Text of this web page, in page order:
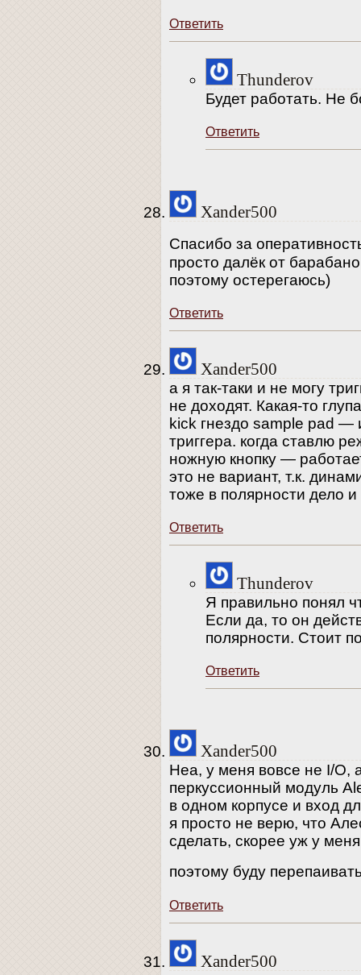
Ответить
Thunderov
Будет работать. Не
Ответить
Xander500
Спасибо за
просто далёк от
поэтому остерегаюсь)
Ответить
Xander500
а я так-таки и не могу
не доходят. Какая-то
kick гнездо sample pad —
триггера. когда ставлю
ножную кнопку —
это не вариант, т.к.
тоже в полярности дело
Ответить
Thunderov
Я правильно понял
Если да, то он
полярности. Стоит
Ответить
Xander500
Неа, у меня вовсе не I/O,
перкуссионный модуль
в одном корпусе и вход
я просто не верю, что
сделать, скорее уж у
поэтому буду
Ответить
Xander500